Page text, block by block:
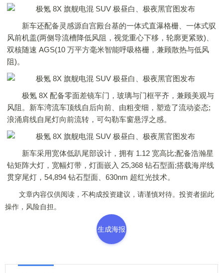
新车还配备灵感源自宫殿台基的一体式直瀑格栅、一体式驭
风前机盖(两侧导流槽降低风阻，视觉重心下移，轮廓更紧致)、
双核随速 AGS(10 万平方毫米智能呼吸格栅，兼顾散热与低风
阻)。
极氪 8X 配备零面差镜车门，玻璃与门框平齐，兼顾美观与
风阻。新车湾流车顶线自后向前、由粗变细，塑造了流动姿态;
浪涌肩线自尾灯向前流转，可勾勒车窗悬浮之感。
新车采用宽体低趴尾部设计，拥有 1.12 宽高比;配备浩瀚星
钻矩阵大灯，宽幅灯带，灯面嵌入 25,368 钻石型面;搭载海岸线
贯穿尾灯，54,894 钻石型面、630nm 超红光技术。
文章内容仅供阅读，不构成投资建议，请谨慎对待。投资者据此
操作，风险自担。
生成海报